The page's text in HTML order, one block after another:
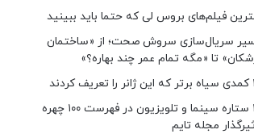
فیلم‌های بروس لی که حتما باید ببینید
سریال‌سازی سروش صحت؛ از «ساختمان
تا «مگه تمام عمر چند بهاره؟»
۱۸ ستاره‌ سینما و تلویزیون در فهرست ۱۰۰ چهره
مجله تایم